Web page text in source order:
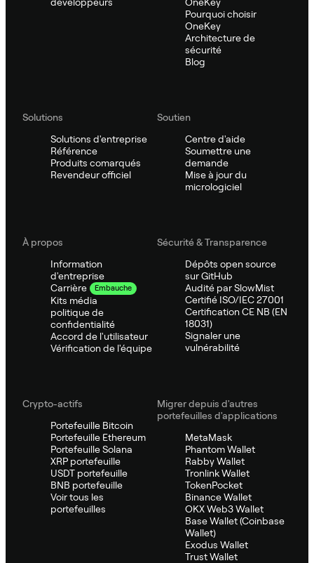
Pourquoi choisir
OneKey
Architecture de
sécurité
Blog
Solutions
Solutions d'entreprise
Référence
Produits comarqués
Revendeur officiel
Soutien
Centre d'aide
Soumettre une
demande
Mise à jour du
micrologiciel
À propos
Information
d'entreprise
Carrière
Embauche
Kits média
politique de
confidentialité
Accord de l'utilisateur
Vérification de l'équipe
Sécurité & Transparence
Dépôts open source
sur GitHub
Audité par SlowMist
Certifié ISO/IEC 27001
Certification CE NB (EN
18031)
Signaler une
vulnérabilité
Crypto-actifs
Portefeuille Bitcoin
Portefeuille Ethereum
Portefeuille Solana
XRP portefeuille
USDT portefeuille
BNB portefeuille
Voir tous les
portefeuilles
Migrer depuis d'autres
portefeuilles d'applications
MetaMask
Phantom Wallet
Rabby Wallet
Tronlink Wallet
TokenPocket
Binance Wallet
OKX Web3 Wallet
Base Wallet (Coinbase
Wallet)
Exodus Wallet
Trust Wallet